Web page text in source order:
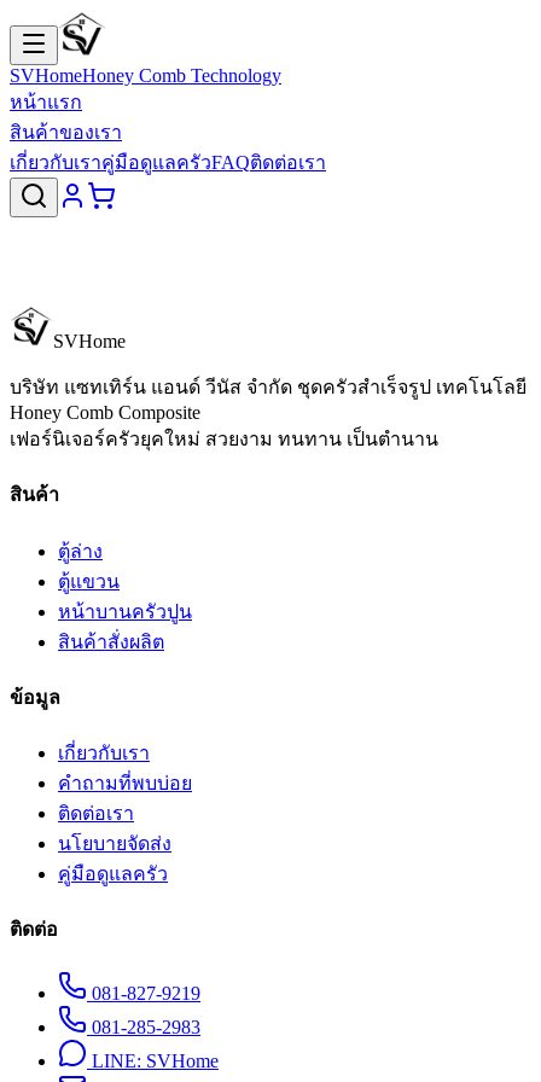
SVHomeHoney Comb Technology
หน้าแรก
สินค้าของเรา
เกี่ยวกับเราคู่มือดูแลครัวFAQติดต่อเรา
SVHome
บริษัท แซทเทิร์น แอนด์ วีนัส จำกัด ชุดครัวสำเร็จรูป เทคโนโลยี
Honey Comb Composite
เฟอร์นิเจอร์ครัวยุคใหม่ สวยงาม ทนทาน เป็นตำนาน
สินค้า
ตู้ล่าง
ตู้แขวน
หน้าบานครัวปูน
สินค้าสั่งผลิต
ข้อมูล
เกี่ยวกับเรา
คำถามที่พบบ่อย
ติดต่อเรา
นโยบายจัดส่ง
คู่มือดูแลครัว
ติดต่อ
081-827-9219
081-285-2983
LINE: SVHome